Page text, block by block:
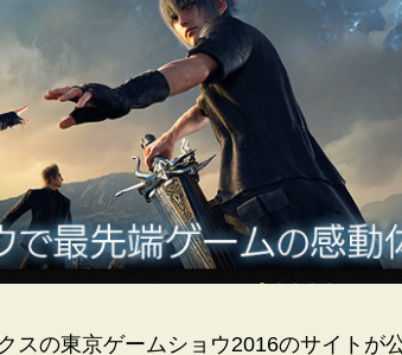
の東京ゲームショウ2016のサイトが